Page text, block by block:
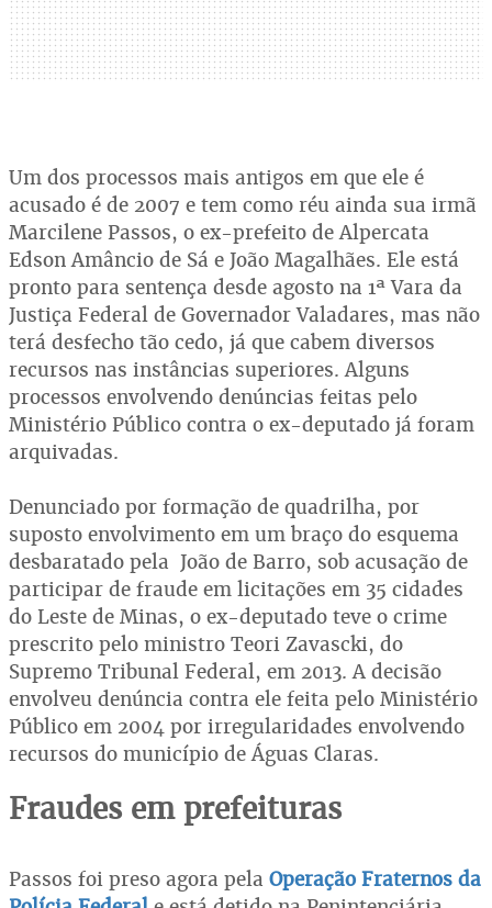
Um dos processos mais antigos em que ele é
acusado é de 2007 e tem como réu ainda sua irmã
Marcilene Passos, o ex-prefeito de Alpercata
Edson Amâncio de Sá e João Magalhães. Ele está
pronto para sentença desde agosto na 1ª Vara da
Justiça Federal de Governador Valadares, mas não
terá desfecho tão cedo, já que cabem diversos
recursos nas instâncias superiores. Alguns
processos envolvendo denúncias feitas pelo
Ministério Público contra o ex-deputado já foram
arquivadas.
Denunciado por formação de quadrilha, por
suposto envolvimento em um braço do esquema
desbaratado pela João de Barro, sob acusação de
participar de fraude em licitações em 35 cidades
do Leste de Minas, o ex-deputado teve o crime
prescrito pelo ministro Teori Zavascki, do
Supremo Tribunal Federal, em 2013. A decisão
envolveu denúncia contra ele feita pelo Ministério
Público em 2004 por irregularidades envolvendo
recursos do município de Águas Claras.
Fraudes em prefeituras
Passos foi preso agora pela Operação Fraternos da